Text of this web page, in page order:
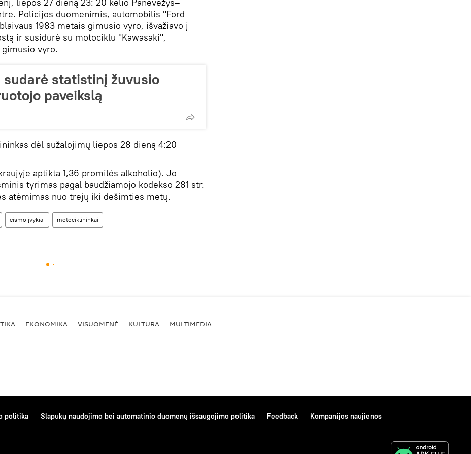
Policijos duomenimis, automobilis "Ford
1983 metais gimusio vyro, išvažiavo į
ir susidūrė su motociklu "Kawasaki",
vyro.
sudarė statistinį žuvusio
paveikslą
dėl sužalojimų liepos 28 dieną 4:20
aptikta 1,36 promilės alkoholio). Jo
tyrimas pagal baudžiamojo kodekso 281 str.
atėmimas nuo trejų iki dešimties metų.
eismo įvykiai motociklininkai
EKONOMIKA VISUOMENĖ KULTŪRA MULTIMEDIA
politika Slapukų naudojimo bei automatinio duomenų išsaugojimo politika Feedback Kompanijos naujienos